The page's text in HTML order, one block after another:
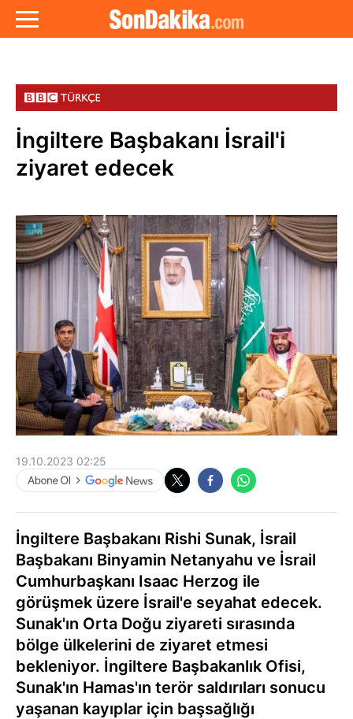
İngiltere Başbakanı İsrail'i
ziyaret edecek
19.10.2023 02:25
İngiltere Başbakanı Rishi Sunak, İsrail
Başbakanı Binyamin Netanyahu ve İsrail
Cumhurbaşkanı Isaac Herzog ile
görüşmek üzere İsrail'e seyahat edecek.
Sunak'ın Orta Doğu ziyareti sırasında
bölge ülkelerini de ziyaret etmesi
bekleniyor. İngiltere Başbakanlık Ofisi,
Sunak'ın Hamas'ın terör saldırıları sonucu
yaşanan kayıplar için başsağlığı